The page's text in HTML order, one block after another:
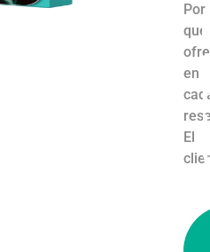
Por
qué
en
El
i
l